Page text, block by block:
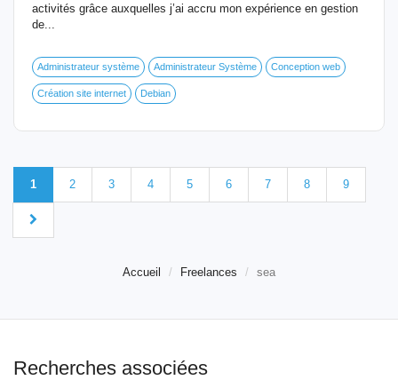
activités grâce auxquelles j’ai accru mon expérience en gestion
de...
Administrateur système Administrateur Système Conception web
Création site internet Debian
1 2 3 4 5 6 7 8 9
Accueil Freelances sea
Recherches associées